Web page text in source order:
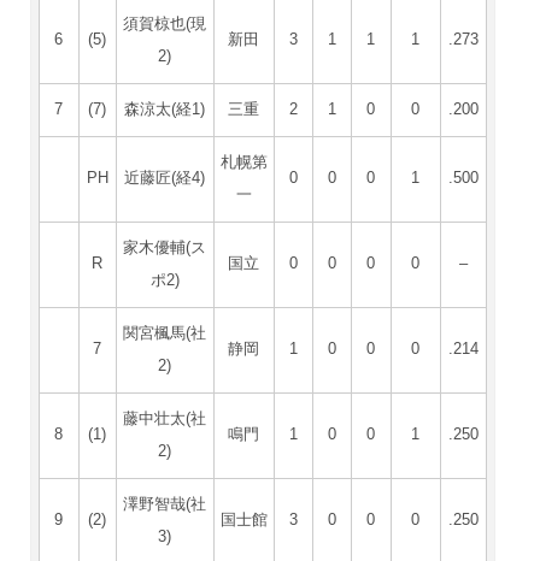
6 (5)
須賀椋也(現
2)
新田 3 1 1 1 .273
7 (7) 森涼太(経1) 三重 2 1 0 0 .200
PH 近藤匠(経4)
札幌第
一
0 0 0 1 .500
R
家木優輔(ス
ポ2)
国立 0 0 0 0 –
7
関宮楓馬(社
2)
静岡 1 0 0 0 .214
8 (1)
藤中壮太(社
2)
鳴門 1 0 0 1 .250
9 (2)
澤野智哉(社
3)
国士館 3 0 0 0 .250